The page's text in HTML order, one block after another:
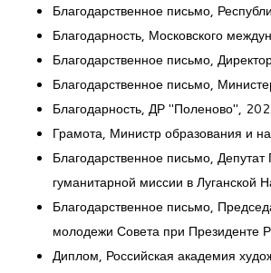
Благодарственное письмо,
Благодарность, Московского
Благодарственное письмо,
Благодарственное письмо,
Благодарность, ДР "Поленово",
Грамота, Министр образования и
Благодарственное письмо,
гуманитарной миссии в Луганской
Благодарственное письмо,
молодежи Совета при
Диплом, Российская академия